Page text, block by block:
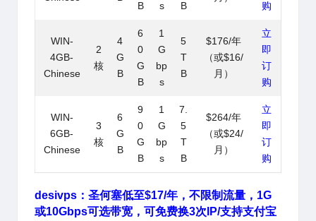
B
s B
购
WIN-
4GB-
Chinese
2
核
4
G
B
6
0
G
B
1
G
bp
s
5
T
B
$176/年
（或$16/
月）
立
即
订
购
WIN-
6GB-
Chinese
3
核
6
G
B
9
0
G
B
1
G
bp
s
7.
5
T
B
$264/年
（或$24/
月）
立
即
订
购
desivps：圣何塞低至$17/年，不限制流量，1G
或10Gbps可选带宽，可免费换3次IP/支持支付宝